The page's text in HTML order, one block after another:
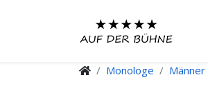
Monologe Männer